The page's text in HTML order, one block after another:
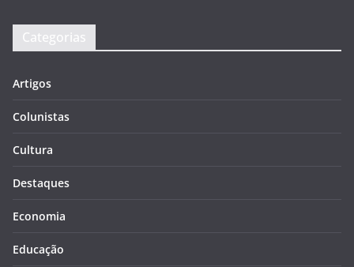
Categorias
Artigos
Colunistas
Cultura
Destaques
Economia
Educação